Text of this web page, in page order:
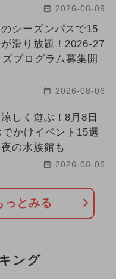
グルメフェス
の日OK
月のイベント
2026-08-09
シーズンパスで15
滑り放題！2026-27
プログラム募集開
2026-08-06
涼しく遊ぶ！8月8日
でかけイベント15選
の水族館も
2026-08-06
っとみる
ング